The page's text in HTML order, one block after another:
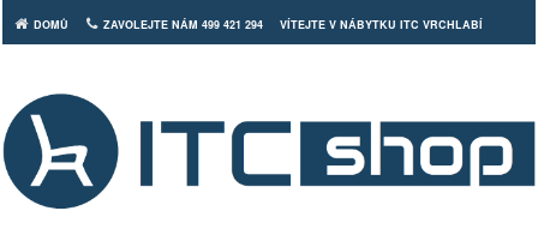
DOMŮ ZAVOLEJTE NÁM 499 421 294 VÍTEJTE V NÁBYTKU ITC VRCHLABÍ